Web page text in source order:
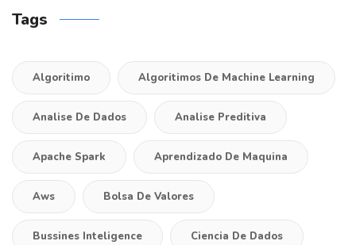
Tags
Algoritimo Algoritimos De Machine Learning
Analise De Dados Analise Preditiva
Apache Spark Aprendizado De Maquina
Aws Bolsa De Valores
Bussines Inteligence Ciencia De Dados